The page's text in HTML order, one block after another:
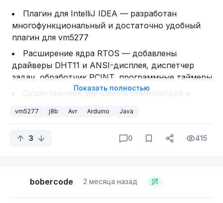
Плагин для IntelliJ IDEA — разработан
многофункциональный и достаточно удобный
плагин для vm5277
Расширение ядра RTOS — добавлены
драйверы DHT11 и ANSI-дисплея, диспетчер
задач, обработчик PCINT, программные таймеры
Существенное улучшение компилятора и
методы кодогенерации, поддержка новых
сравнений и присваиваний
Новые возможности стандартной библиотеки
Показать полностью
vm5277 j8b Avr Arduino Java
3 0 415
bobercode 2 месяца назад